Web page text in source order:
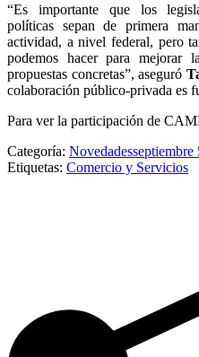
“Es importante que los
políticas sepan de primera
actividad, a nivel federal, pero
podemos hacer para mejorar
propuestas concretas”, aseguró
colaboración público-privada es
Para ver la participación de
Categoría: Novedadesseptiembre
Etiquetas: Comercio y Servicios